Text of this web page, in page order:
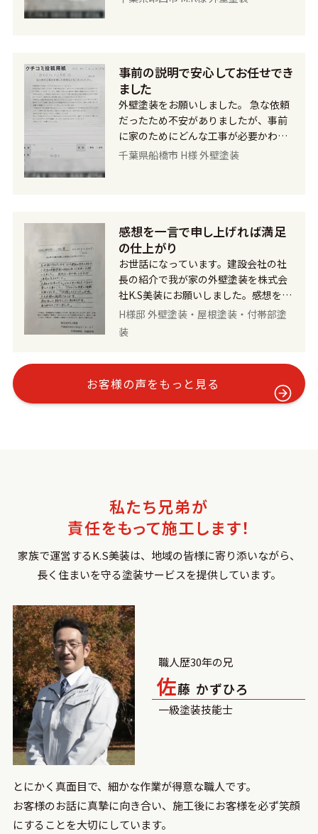
を少し濃い色にしたいと希望したとこ
ろ、快く応じてくれてすぐに対応して
頂きました。丁寧な仕事で、私たちが
思っていた以上の仕上がりに大満足で
す。 今後ともよろしくお願いいたしま
す。
事前の説明で安心してお任せでき
ました
外壁塗装をお願いしました。 急な依頼
だったため不安がありましたが、事前
に家のためにどんな工事が必要かわか
りやすく説明してくれましたので、安
進み具合や家の状態などその都度話し
てくれ、とても誠実な方だなと思いま
した。また、足場で頭をぶつけないよ
うにカバーをつけてくれたり、工事後
は掃除や片付けが綺麗にされていて、
心遣いを感じました。 ご近所の方々に
も配慮してくれていました。 こちら側
の希望で新築同様のような色と美しさ
当初の気持ちを思い出しました。 外壁
が蘇りとてもうれしく本当に満足しま
千葉県船橋市 H様 外壁塗装
感想を一言で申し上げれば満足
の仕上がり
お世話になっています。建設会社の社
長の紹介で我が家の外壁塗装を株式会
社K.S美装にお願いしました。感想を一
言で申し上げれば満足の仕上がりでし
た。 「人柄は仕事で作る」であり実に
感想であります。 知り合いに紹介した
い気持ちです。ありがとうございまし
H様邸 外壁塗装・屋根塗装・付帯部塗
装
お客様の声をもっと見る
私たち兄弟が
責任をもって施工します！
家族で運営するK.S美装は、地域の皆様に寄り添いながら、
長く住まいを守る塗装サービスを提供しています。
職人歴30年の兄
佐藤 かずひろ
一級塗装技能士
とにかく真面目で、細かな作業が得意な職人です。
お客様のお話に真摯に向き合い、施工後にお客様を必ず笑顔
にすることを大切にしています。